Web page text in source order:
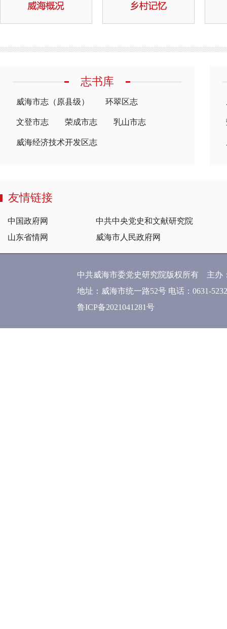
志书库
威海市志（原县级） 环翠区志
文登市志 荣成市志 乳山市志
威海经济技术开发区志
友情链接
中国政府网
中共中央党史和文献研究院
山东省情网
威海市人民政府网
中共威海市委党史研究院版权所有 主办
地址：威海市统一路52号 电话：0631-
鲁ICP备2021041281号